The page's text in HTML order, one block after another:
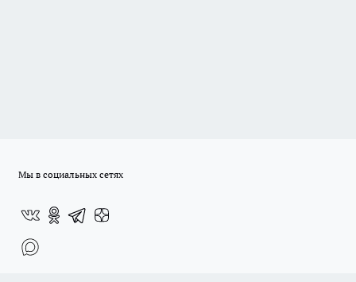
Мы в социальных сетях